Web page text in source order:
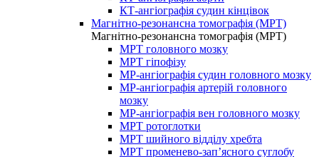
КТ-ангіографія судин кінцівок
Магнітно-резонансна томографія (МРТ)
Магнітно-резонансна томографія (МРТ)
МРТ головного мозку
МРТ гіпофізу
МР-ангіографія судин головного мозку
МР-ангіографія артерій головного
мозку
МР-ангіографія вен головного мозку
МРТ ротоглотки
МРТ шийного відділу хребта
МРТ променево-зап’ясного суглобу